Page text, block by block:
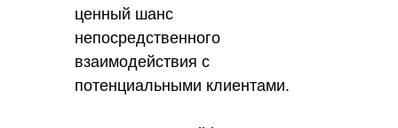
ценный шанс
непосредственного
взаимодействия с
потенциальными клиентами.